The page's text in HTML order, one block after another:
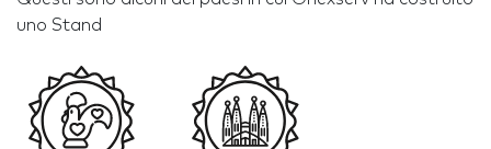
uno Stand